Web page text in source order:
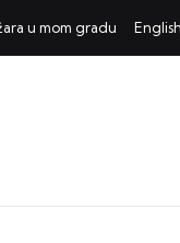
u mom gradu English